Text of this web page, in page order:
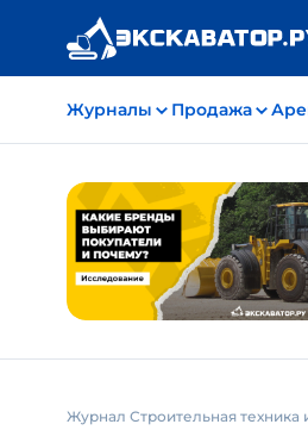
Журналы Продажа
Журнал Строительная техника